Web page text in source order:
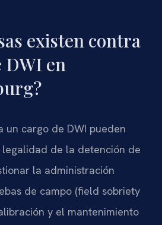
existen contra
DWI en
un cargo de DWI pueden
de la detención de
la administración
de campo (field sobriety
y el mantenimiento